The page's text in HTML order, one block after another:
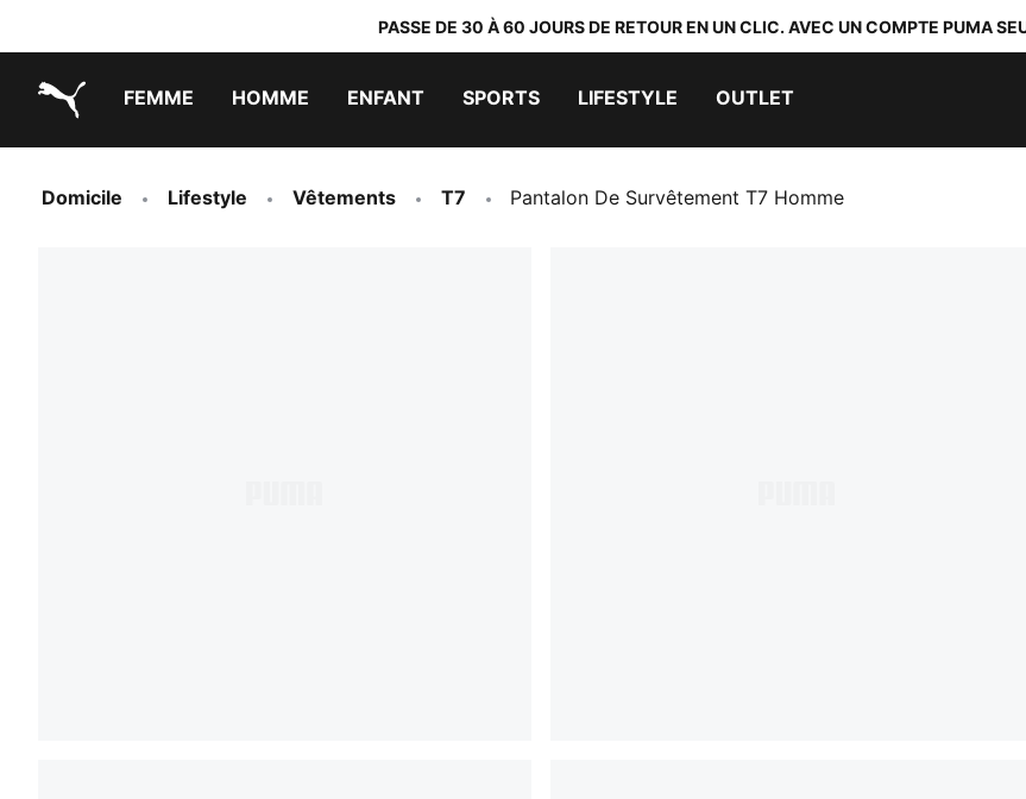
PASSE DE 30 À 60 JOURS DE RETOUR EN UN CLIC. AVEC UN COMPTE PUMA
FEMME HOMME ENFANT SPORTS LIFESTYLE OUTLET
Domicile Lifestyle Vêtements T7 Pantalon De Survêtement T7 Homme